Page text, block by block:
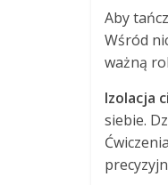
Aby
Wśród
ważną
Izolacja
siebie.